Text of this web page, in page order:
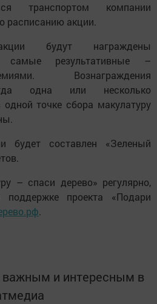
транспортом компании
расписанию акции.
будут награждены
самые результативные –
Вознаграждения
одна или несколько
одной точке сбора макулатуру
будет составлен «Зеленый
– спаси дерево» регулярно,
проекта «Подари
.
и интересным в